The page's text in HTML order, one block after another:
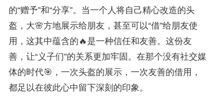
的“赠予”和“分享”。当一个人将自己精心改造的头
盔，大🌸方地展示给朋友，甚至可以“借”给朋友使
用，这其中蕴含的🔥是一种信任和友善。这份友
善，让“义子们”的关系更加牢固。在那个没有社交媒
体的时代🎯，一次头盔的展示，一次友善的借用，
都足以在彼此心中留下深刻的印象。